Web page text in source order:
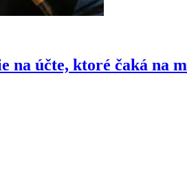
účte, ktoré čaká na